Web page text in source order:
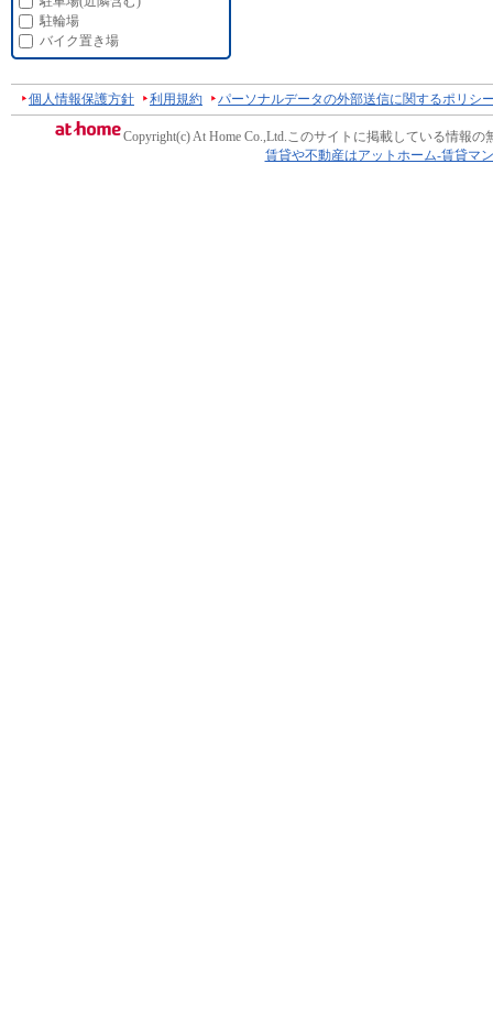
駐輪場
バイク置き場
個人情報保護方針 利用規約 パーソナルデータの外部送信に関するポリシ
Copyright(c) At Home Co.,Ltd.このサイトに掲載している情報の
賃貸や不動産はアットホーム-賃貸マ